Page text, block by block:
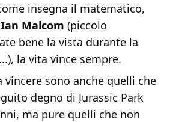
insegna il matematico,
Ian Malcom (piccolo
bene la vista durante la
la vita vince sempre.
vincere sono anche quelli che
degno di Jurassic Park
ma pure quelli che non